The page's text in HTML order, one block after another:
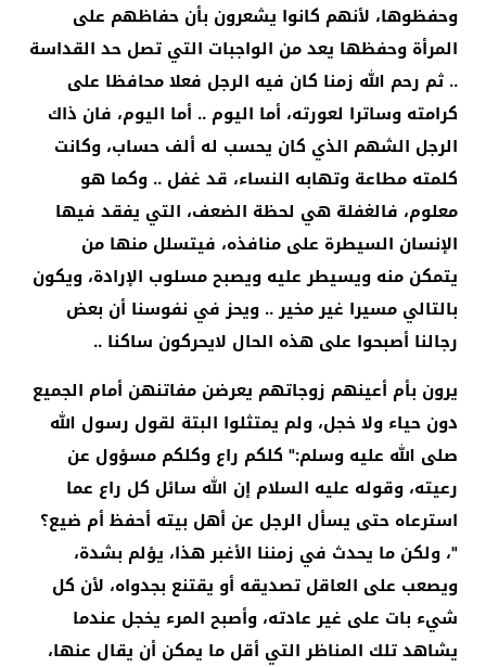
وحفظوها، لأنهم كانوا يشعرون بأن حفاظهم على
المرأة وحفظها يعد من الواجبات التي تصل حد القداسة
.. ثم رحم الله زمنا كان فيه الرجل فعلا محافظا على
كرامته وساترا لعورته، أما اليوم .. أما اليوم، فان ذاك
الرجل الشهم الذي كان يحسب له ألف حساب، وكانت
كلمته مطاعة وتهابه النساء، قد غفل .. وكما هو
معلوم، فالغفلة هي لحظة الضعف، التي يفقد فيها
الإنسان السيطرة على منافذه، فيتسلل منها من
يتمكن منه ويسيطر عليه ويصبح مسلوب الإرادة، ويكون
بالتالي مسيرا غير مخير .. ويحز في نفوسنا أن بعض
رجالنا أصبحوا على هذه الحال لايحركون ساكنا ..
يرون بأم أعينهم زوجاتهم يعرضن مفاتنهن أمام الجميع
دون حياء ولا خجل، ولم يمتثلوا البتة لقول رسول الله
صلى الله عليه وسلم:" كلكم راع وكلكم مسؤول عن
رعيته، وقوله عليه السلام إن الله سائل كل راع عما
استرعاه حتى يسأل الرجل عن أهل بيته أحفظ أم ضيع؟
"، ولكن ما يحدث في زمننا الأغبر هذا، يؤلم بشدة،
ويصعب على العاقل تصديقه أو يقتنع بجدواه، لأن كل
شيء بات على غير عادته، وأصبح المرء يخجل عندما
يشاهد تلك المناظر التي أقل ما يمكن أن يقال عنها،